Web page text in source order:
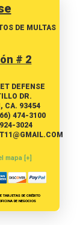
DE MULTAS
# 2
DEFENSE
DR.
CA. 93454
474-3100
3024
mapa [+]
TARJETAS DE CRÉDITO
DE NEGOCIOS